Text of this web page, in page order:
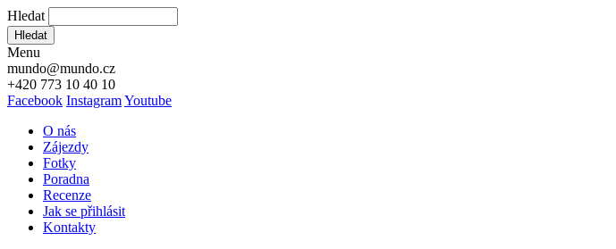
Hledat
Hledat
Menu
mundo@mundo.cz
+420 773 10 40 10
Facebook InstagramYoutube
O nás
Zájezdy
Fotky
Poradna
Recenze
Jak se přihlásit
Kontakty